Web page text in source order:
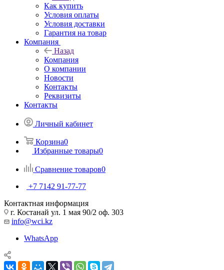
Как купить
Условия оплаты
Условия доставки
Гарантия на товар
Компания
Назад
Компания
О компании
Новости
Контакты
Реквизиты
Контакты
Личный кабинет
Корзина0
Избранные товары0
Сравнение товаров0
+7 7142 91-77-77
Контактная информация
г. Костанай ул. 1 мая 90/2 оф. 303
info@wci.kz
WhatsApp